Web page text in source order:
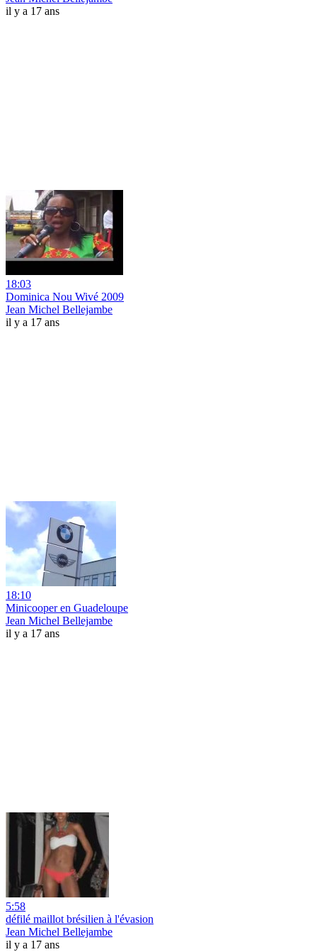
il y a 17 ans
18:03
Dominica Nou Wivé 2009
Jean Michel Bellejambe
il y a 17 ans
18:10
Minicooper en Guadeloupe
Jean Michel Bellejambe
il y a 17 ans
5:58
défilé maillot brésilien à l'évasion
Jean Michel Bellejambe
il y a 17 ans